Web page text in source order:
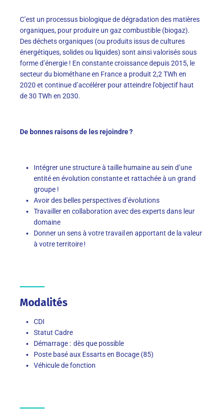
C’est un processus biologique de dégradation des matières
organiques, pour produire un gaz combustible (biogaz).
Des déchets organiques (ou produits issus de cultures
énergétiques, solides ou liquides) sont ainsi valorisés sous
forme d’énergie ! En constante croissance depuis 2015, le
secteur du biométhane en France a produit 2,2 TWh en
2020 et continue d’accélérer pour atteindre l’objectif haut
de 30 TWh en 2030.
De bonnes raisons de les rejoindre ?
Intégrer une structure à taille humaine au sein d’une
entité en évolution constante et rattachée à un grand
groupe !
Avoir des belles perspectives d’évolutions
Travailler en collaboration avec des experts dans leur
domaine
Donner un sens à votre travail en apportant de la valeur
à votre territoire !
Modalités
CDI
Statut Cadre
Démarrage : dès que possible
Poste basé aux Essarts en Bocage (85)
Véhicule de fonction